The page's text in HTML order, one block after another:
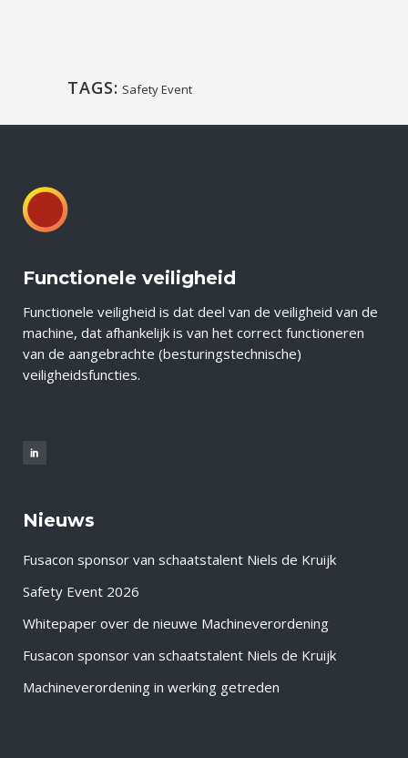
TAGS: Safety Event
Functionele veiligheid
Functionele veiligheid is dat deel van de veiligheid van de
machine, dat afhankelijk is van het correct functioneren
van de aangebrachte (besturingstechnische)
veiligheidsfuncties.
Nieuws
Fusacon sponsor van schaatstalent Niels de Kruijk
Safety Event 2026
Whitepaper over de nieuwe Machineverordening
Fusacon sponsor van schaatstalent Niels de Kruijk
Machineverordening in werking getreden